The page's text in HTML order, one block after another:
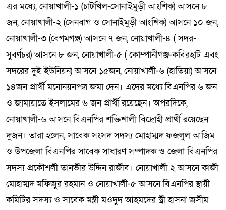
এর মধ্যে, নোয়াখালী-১ (চাটখিল-সোনাইমুড়ী আংশিক) আসনে ৮
জন, নোয়াখালী-২ (সেনবাগ ও সোনাইমুড়ী আংশিক) আসনে ১০ জন,
নোয়াখালী-৩ (বেগমগঞ্জ) আসনে ৭ জন, নোয়াখালী-৪ ( সদর-
সুবর্ণচর) আসনে ৮ জন, নোয়াখালী-৫ ( কোম্পানীগঞ্জ-কবিরহাট এবং
সদরের দুই ইউনিয়ন) আসনে ১৫জন, নোয়াখালী-৬ (হাতিয়া) আসনে
১৪জন প্রার্থী মনোনয়নপত্র জমা দেন। এদের মধ্যে বিএনপির ৬ জন
ও জামায়াতে ইসলামের ৬ জন প্রার্থী রয়েছেন। অপরদিকে,
নোয়াখালী-৬ আসনে বিএনপির শক্তিশালী বিদ্রোহী প্রার্থী রয়েছেন
দুজন। তারা হলেন, সাবেক সংসদ সদস্য মোহাম্মদ ফজলুল আজিম
ও উপজেলা বিএনপির সাবেক সাধারণ সম্পাদক ও জেলা বিএনপির
সদস্য প্রকৌশলী তানভীর উদ্দিন রাজীব। নোয়াখালী ২ আসনে কাজী
মোহাম্মদ মফিজুর রহমান ও নোয়াখালী-৫ আসনে বিএনপির স্থায়ী
কমিটির সদস্য ও সাবেক মন্ত্রী মওদুদ আহমদের স্ত্রী হাসনা জসীম